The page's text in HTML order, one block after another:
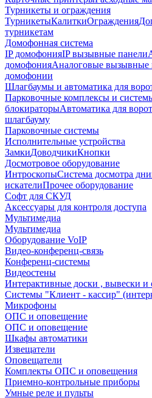
Турникеты и ограждения
ТурникетыКалиткиОграждения
турникетам
Домофонная система
IP домофонияIP вызывные панели
домофонияАналоговые вызывные
домофонии
Шлагбаумы и автоматика для
Парковочные комплексы и
блокираторыАвтоматика для ворот
шлагбауму
Парковочные системы
Исполнительные устройства
ЗамкиДоводчикиКнопки
Досмотровое оборудование
ИнтроскопыСистема досмотра
искателиПрочее оборудование
Софт для СКУД
Аксессуары для контроля доступа
Мультимедиа
Мультимедиа
Оборудование VoIP
Видео-конференц-связь
Конференц-системы
Видеостены
Интерактивные доски , вывески и
Системы "Клиент - кассир"
Микрофоны
ОПС и оповещение
ОПС и оповещение
Шкафы автоматики
Извещатели
Оповещатели
Комплекты ОПС и оповещения
Приемно-контрольные приборы
Умные реле и пульты